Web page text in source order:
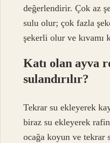
değerlendirir. Çok az
sulu olur; çok fazla
şekerli olur ve kıvamı
Katı olan ayva
sulandırılır?
Tekrar su ekleyerek
biraz su ekleyerek
ocağa koyun ve tekrar